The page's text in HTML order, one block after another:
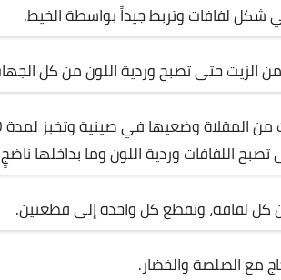
لفافات وتربط جيداً بواسطة الخيط.
من الزيت حتى تصبح وردية اللون من كل
اللفافات وردية اللون وما بداخلها
كل لفافة، وتقطع كل واحدة إلى قطعتين.
مع الصلصة والخضار.